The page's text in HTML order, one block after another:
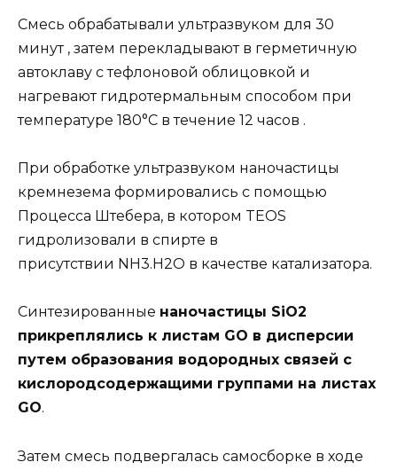
Смесь обрабатывали ультразвуком для 30
минут , затем перекладывают в герметичную
автоклаву с тефлоновой облицовкой и
нагревают гидротермальным способом при
температуре 180°C в течение 12 часов .
При обработке ультразвуком наночастицы
кремнезема формировались с помощью
Процесса Штебера, в котором TEOS
гидролизовали в спирте в
присутствии NH3.H2O в качестве катализатора.
Синтезированные наночастицы SiO2
прикреплялись к листам GO в дисперсии
путем образования водородных связей с
кислородсодержащими группами на листах
GO.
Затем смесь подвергалась самосборке в ходе